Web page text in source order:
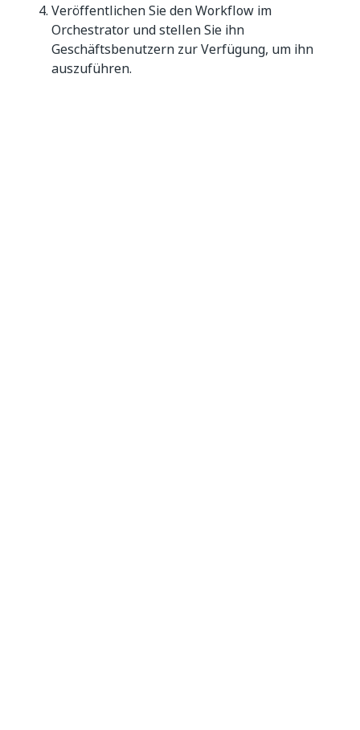
Veröffentlichen Sie den Workflow im
Orchestrator und stellen Sie ihn
Geschäftsbenutzern zur Verfügung, um ihn
auszuführen.